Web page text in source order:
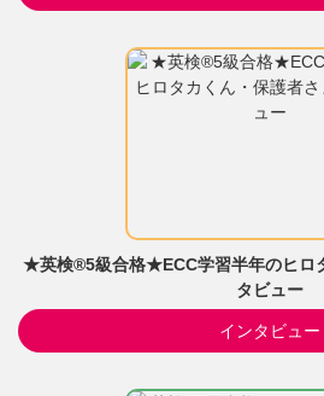
★英検®5級合格★ECC学習半年のヒロ
タビュー
インタビュー